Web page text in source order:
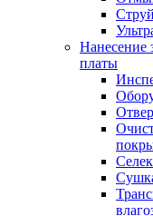
Нанесение
платы